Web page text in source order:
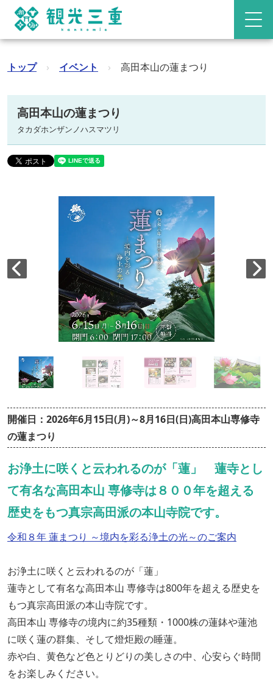
トップ › イベント › 高田本山の蓮まつり
高田本山の蓮まつり
タカダホンザンノハスマツリ
開催日：2026年6月15日(月)～8月16日(日)高田本山専修寺
の蓮まつり
お浄土に咲くと云われるのが「蓮」 蓮寺とし
て有名な高田本山 専修寺は８００年を超える
歴史をもつ真宗高田派の本山寺院です。
令和８年 蓮まつり ～境内を彩る浄土の光～のご案内
お浄土に咲くと云われるのが「蓮」
蓮寺として有名な高田本山 専修寺は800年を超える歴史を
もつ真宗高田派の本山寺院です。
高田本山 専修寺の境内に約35種類・1000株の蓮鉢や蓮池
に咲く蓮の群集、そして燈炬殿の睡蓮。
赤や白、黄色など色とりどりの美しさの中、心安らぐ時間
をお楽しみください。